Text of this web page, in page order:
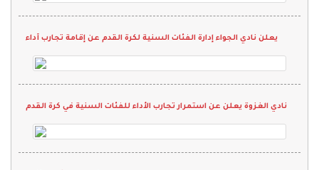
يعلن نادي الجواء إدارة الفئات السنية لكرة القدم عن إقامة تجارب أداء
نادي الغزوة يعلن عن استمرار تجارب الأداء للفئات السنية في كرة القدم